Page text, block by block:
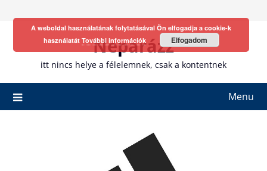
Neparázz
itt nincs helye a félelemnek, csak a kontentnek
Menu
A weboldal használatának folytatásával Ön elfogadja a cookie-k
használatát További információk Elfogadom